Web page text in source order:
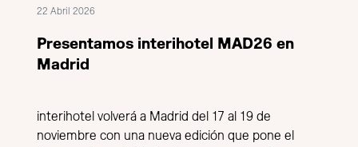
22 Abril 2026
Presentamos interihotel MAD26 en
Madrid
interihotel volverá a Madrid del 17 al 19 de
noviembre con una nueva edición que pone el